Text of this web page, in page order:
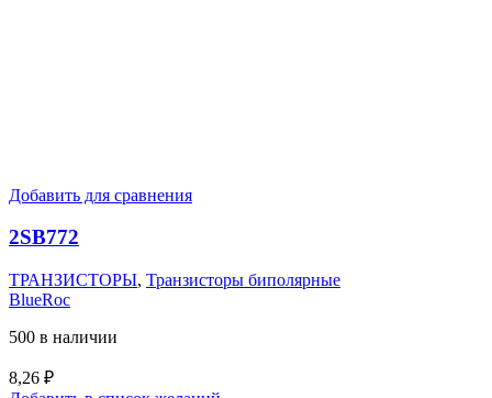
Добавить для сравнения
2SB772
ТРАНЗИСТОРЫ, Транзисторы биполярные
BlueRoc
500 в наличии
8,26 ₽